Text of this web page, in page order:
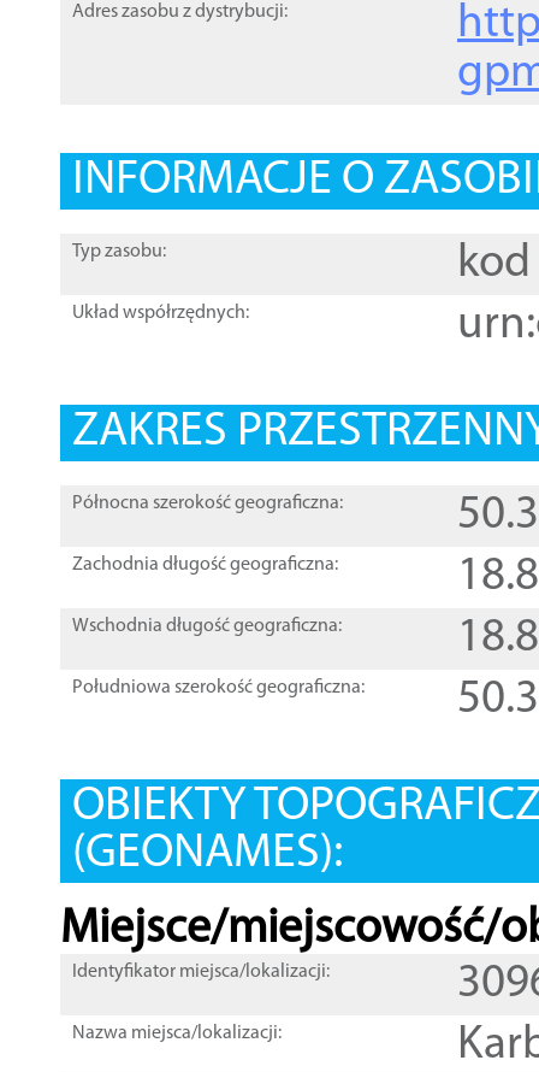
Adres zasobu z dystrybucji:
INFORMACJE O
Typ zasobu: kod
Układ współrzędnych:
ZAKRES
Północna szerokość geograficzna:
Zachodnia długość geograficzna:
Wschodnia długość geograficzna:
Południowa szerokość geograficzna:
OBIEKTY
(GEONAMES):
Miejsce/miejscowość/
Identyfikator miejsca/lokalizacji:
Nazwa miejsca/lokalizacji: